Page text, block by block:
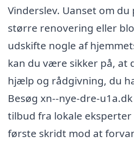
Vinderslev. Uanset om
større renovering eller
udskifte nogle af
kan du være sikker på, at
hjælp og rådgivning, du
Besøg xn--nye-dre-
tilbud fra lokale eksperter
første skridt mod at